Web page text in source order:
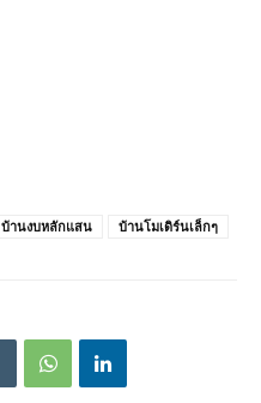
บ้านงบหลักแสน บ้านโมเดิร์นเล็กๆ